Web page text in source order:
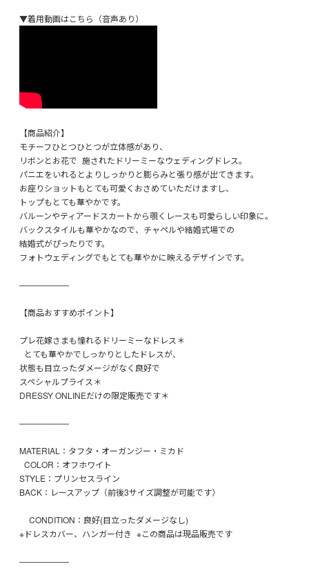
▼着用動画はこちら（音声あり）
【商品紹介】
モチーフひとつひとつが立体感があり、
リボンとお花で 施されたドリーミーなウェディングドレス。
パニエをいれるとよりしっかりと膨らみと張り感が出てきます。
お座りショットもとても可愛くおさめていただけますし、
トップもとても華やかです。
バルーンやティアードスカートから覗くレースも可愛らしい印象に。
バックスタイルも華やかなので、チャペルや結婚式場での
結婚式がぴったりです。
フォトウェディングでもとても華やかに映えるデザインです。
——————
【商品おすすめポイント】
プレ花嫁さまも憧れるドリーミーなドレス＊
とても華やかでしっかりとしたドレスが、
状態も目立ったダメージがなく良好で
スペシャルプライス＊
DRESSY ONLINEだけの限定販売です＊
——————
MATERIAL：タフタ・オーガンジー・ミカド
COLOR：オフホワイト
STYLE：プリンセスライン
BACK：レースアップ（前後3サイズ調整が可能です）
CONDITION：良好(目立ったダメージなし)
※ドレスカバー、ハンガー付き ※この商品は現品販売です
——————